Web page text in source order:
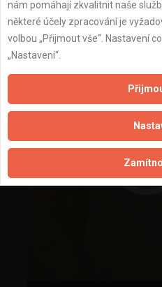
nám pomáhají zkvalitnit naše
některé účely zpracování je
volbou „Přijmout vše“. Nastavení
„Nastavení“.